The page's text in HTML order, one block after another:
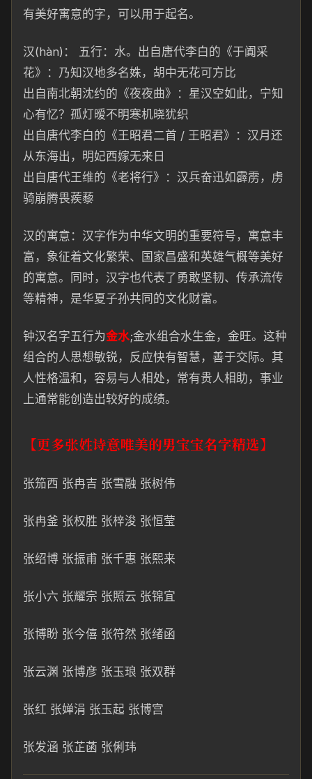
有美好寓意的字，可以用 于起名。
汉(hàn)： 五行：水。 出自唐代李白的《于阗采
花》：乃知汉地多名姝，胡中无花可方比
出自南北朝沈约的《夜夜曲》：星汉空如此，宁知
心有忆？孤灯暧不明寒机晓犹织
出自唐代李白的《王昭君二首 / 王昭君》：汉月还
从东海出，明妃西嫁无来日
出 自唐代王维的《老将行》：汉兵奋迅如霹雳，虏
骑崩腾畏蒺藜
汉的寓意： 汉字作为中华文明的重要符号，寓意丰
富，象征着文化繁荣、国家昌盛和英雄气概等美好
的寓意。同时，汉字也代表了勇敢坚韧、传承流传
等精神，是华夏子孙共同的文化财富。
钟汉名字五行为金水;金水组合水生金，金旺。这种
组合的人思想敏锐，反应快有智慧，善于交际。其
人性格温和，容易与人相处， 常有贵人相助，事业
上通常能创造出较好的成绩。
【更多张姓诗意唯美的男宝宝名字精选】
张笳西 张冉吉 张雪融 张树伟
张冉釜 张权胜 张梓浚 张恒莹
张绍博 张振甫 张千惠 张熙来
张小六 张耀宗 张照云 张锦宜
张博盼 张今僖 张符然 张绪函
张云渊 张博彦 张玉琅 张双群
张红 张婵涓 张玉起 张博宫
张发涵 张芷菡 张俐玮